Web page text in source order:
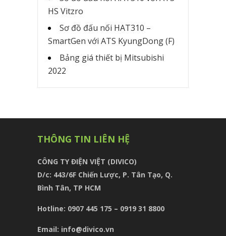
HS Vitzro
Sơ đồ đấu nối HAT310 –
SmartGen với ATS KyungDong (F)
Bảng giá thiết bị Mitsubishi
2022
THÔNG TIN LIÊN HỆ
CÔNG TY ĐIỆN VIỆT (DIVICO)
D/c: 443/6F Chiến Lược, P. Tân Tạo, Q.
Bình Tân, TP HCM
Hotline: 0907 445 175 – 0919 31 8800
Email: info@divico.vn